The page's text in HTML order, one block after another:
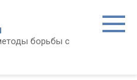
борьбы с